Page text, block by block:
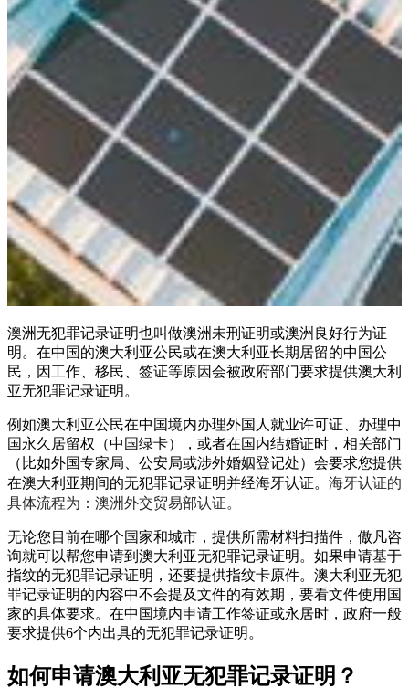
澳洲无犯罪记录证明也叫做澳洲未刑证明或澳洲良好行为证
明。在中国的澳大利亚公民或在澳大利亚长期居留的中国公
民，因工作、移民、签证等原因会被政府部门要求提供澳大利
亚无犯罪记录证明。
例如澳大利亚公民在中国境内办理外国人就业许可证、办理中
国永久居留权（中国绿卡），或者在国内结婚证时，相关部门
（比如外国专家局、公安局或涉外婚姻登记处）会要求您提供
在澳大利亚期间的无犯罪记录证明并经海牙认证。 海牙认证的
具体流程为：澳洲外交贸易部认证。
无论您目前在哪个国家和城市，提供所需材料扫描件，傲凡咨
询就可以帮您申请到澳大利亚无犯罪记录证明。如果申请基于
指纹的无犯罪记录证明，还要提供指纹卡原件。澳大利亚无犯
罪记录证明的内容中不会提及文件的有效期，要看文件使用国
家的具体要求。在中国境内申请工作签证或永居时，政府一般
要求提供6个内出具的无犯罪记录证明。
如何申请澳大利亚无犯罪记录证明？